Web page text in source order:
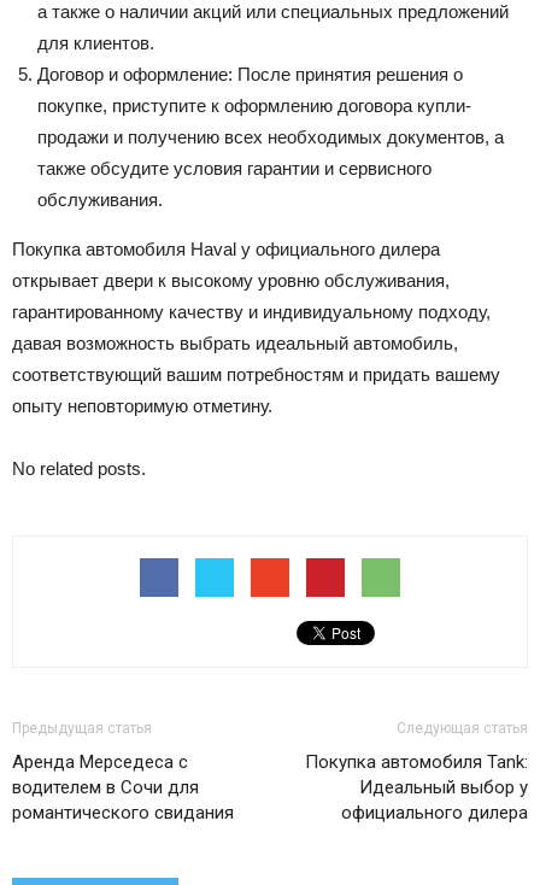
а также о наличии акций или специальных предложений
для клиентов.
Договор и оформление: После принятия решения о
покупке, приступите к оформлению договора купли-
продажи и получению всех необходимых документов, а
также обсудите условия гарантии и сервисного
обслуживания.
Покупка автомобиля Haval у официального дилера
открывает двери к высокому уровню обслуживания,
гарантированному качеству и индивидуальному подходу,
давая возможность выбрать идеальный автомобиль,
соответствующий вашим потребностям и придать вашему
опыту неповторимую отметину.
No related posts.
Предыдущая статья
Аренда Мерседеса с
водителем в Сочи для
романтического свидания
Следующая статья
Покупка автомобиля Tank:
Идеальный выбор у
официального дилера